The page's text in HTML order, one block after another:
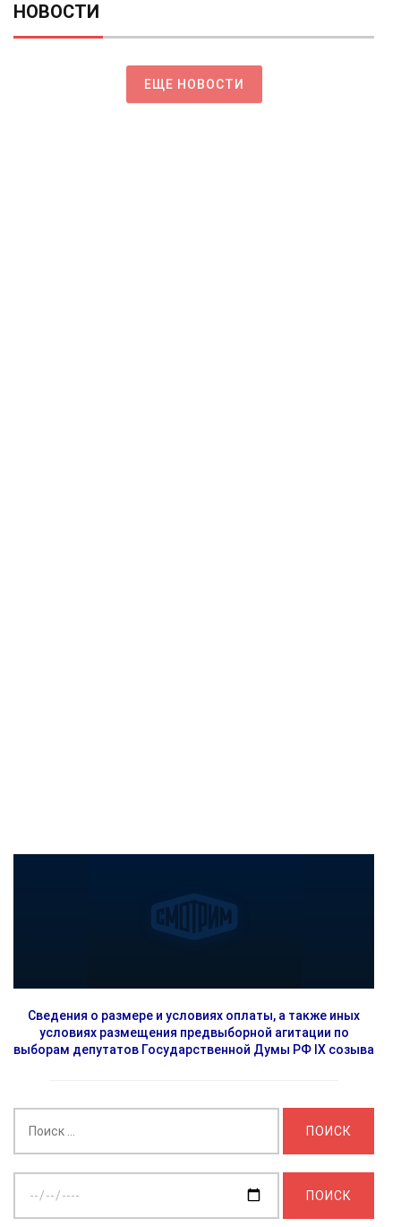
НОВОСТИ
ЕЩЕ НОВОСТИ
Сведения о размере и условиях оплаты, а также иных
условиях размещения предвыборной агитации по
выборам депутатов Государственной Думы РФ IX созыва
дату: